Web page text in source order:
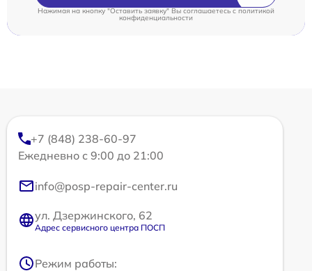
Нажимая на кнопку "Оставить заявку" Вы соглашаетесь cполитикой
конфиденциальности
+7 (848) 238-60-97
Ежедневно с 9:00 до 21:00
info@posp-repair-center.ru
ул. Дзержинского, 62
Адрес сервисного центра ПОСП
Режим работы: